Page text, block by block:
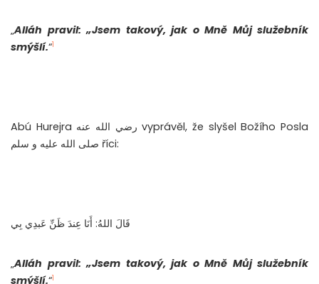
„Alláh pravil: „Jsem takový, jak o Mně Můj služebník
smýšlí.“1
Abú Hurejra رضي الله عنه vyprávěl, že slyšel Božího Posla
صلى الله عليه و سلم říci:
قَالَ اللهُ: أَنَا عِندَ ظَنِّ عَبدِي بِي
„Alláh pravil: „Jsem takový, jak o Mně Můj služebník
smýšlí.“1